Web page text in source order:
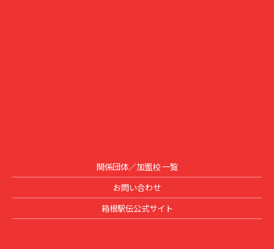
関係団体／加盟校 一覧
お問い合わせ
箱根駅伝公式サイト